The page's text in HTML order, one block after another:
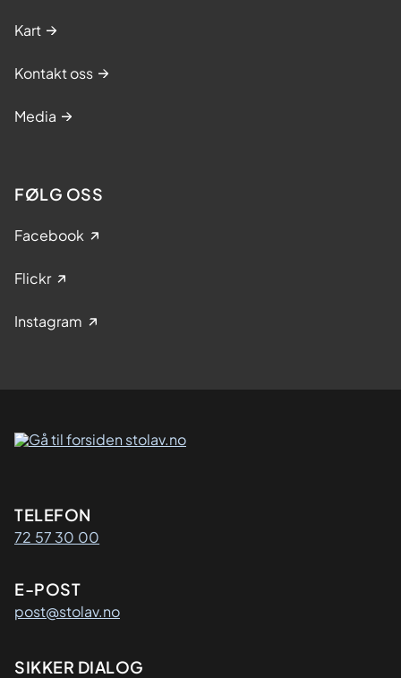
Kart
Kontakt oss
Media
FØLG OSS
Facebook
Flickr
Instagram
Kontaktinformasjon
TELEFON
72 57 30 00
E-POST
post@stolav.no
SIKKER DIALOG